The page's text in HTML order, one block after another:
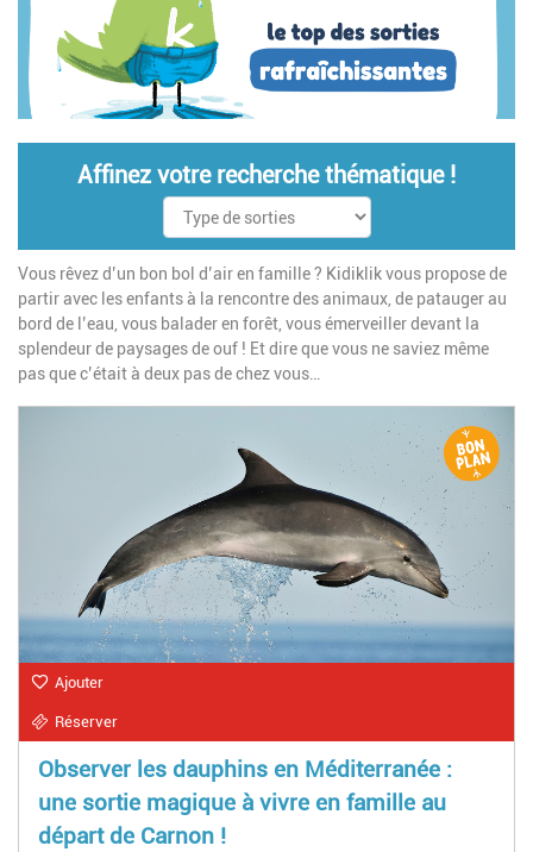
Affinez votre recherche thématique !
Vous rêvez d’un bon bol d’air en famille ? Kidiklik vous propose de
partir avec les enfants à la rencontre des animaux, de patauger au
bord de l’eau, vous balader en forêt, vous émerveiller devant la
splendeur de paysages de ouf ! Et dire que vous ne saviez même
pas que c’était à deux pas de chez vous…
Ajouter
Réserver
Observer les dauphins en Méditerranée :
une sortie magique à vivre en famille au
départ de Carnon !